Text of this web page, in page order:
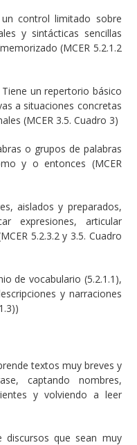
control limitado sobre
y sintácticas sencillas
(MCER 5.2.1.2
un repertorio básico
a situaciones concretas
(MCER 3.5. Cuadro 3)
o grupos de palabras
y o entonces (MCER
aislados y preparados,
expresiones, articular
5.2.3.2 y 3.5. Cuadro
de vocabulario (5.2.1.1),
y narraciones
textos muy breves y
captando nombres,
y volviendo a leer
discursos que sean muy